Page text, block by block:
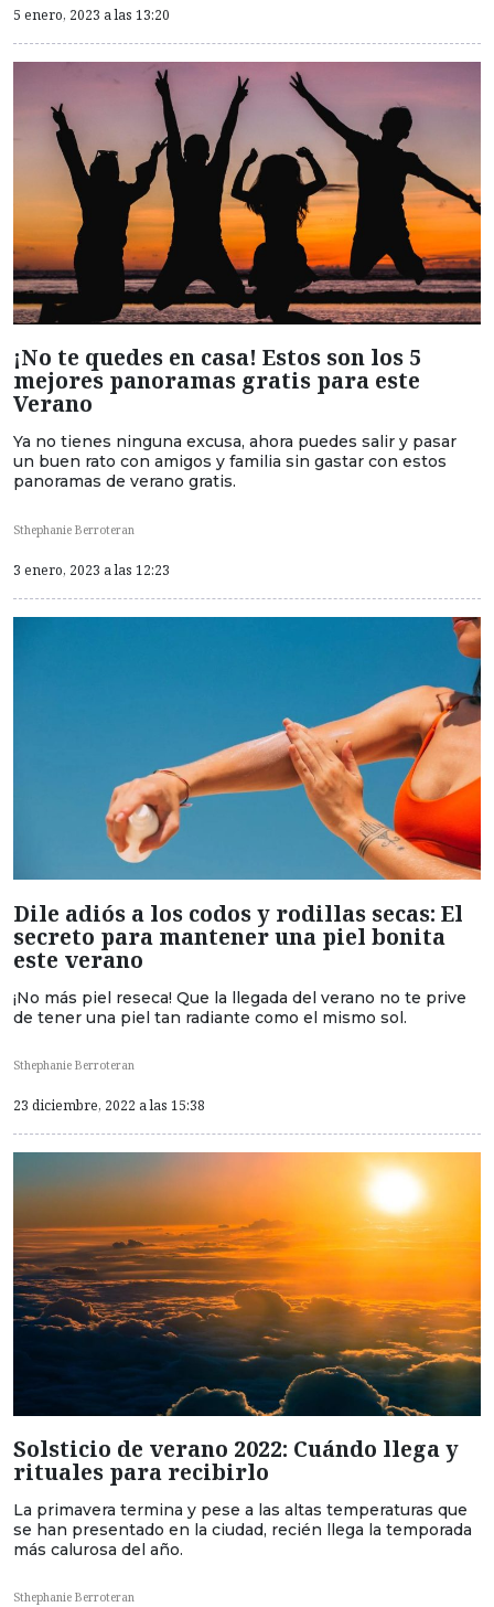
5 enero, 2023 a las 13:20
¡No te quedes en casa! Estos son los 5
mejores panoramas gratis para este
Verano
Ya no tienes ninguna excusa, ahora puedes salir y pasar
un buen rato con amigos y familia sin gastar con estos
panoramas de verano gratis.
Sthephanie Berroteran
3 enero, 2023 a las 12:23
Dile adiós a los codos y rodillas secas: El
secreto para mantener una piel bonita
este verano
¡No más piel reseca! Que la llegada del verano no te prive
de tener una piel tan radiante como el mismo sol.
Sthephanie Berroteran
23 diciembre, 2022 a las 15:38
Solsticio de verano 2022: Cuándo llega y
rituales para recibirlo
La primavera termina y pese a las altas temperaturas que
se han presentado en la ciudad, recién llega la temporada
más calurosa del año.
Sthephanie Berroteran